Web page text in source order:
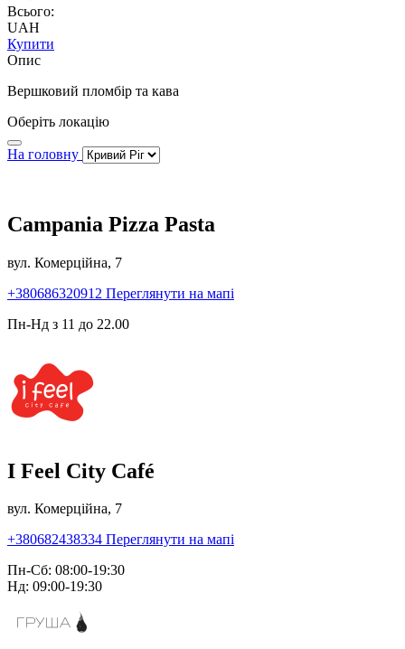
Всього:
UAH
Купити
Опис
Вершковий пломбір та кава
Оберіть локацію
На головну
Campania Pizza Pasta
вул. Комерційна, 7
+380686320912 Переглянути на мапі
Пн-Нд з 11 до 22.00
I Feel City Café
вул. Комерційна, 7
+380682438334 Переглянути на мапі
Пн-Сб: 08:00-19:30
Нд: 09:00-19:30